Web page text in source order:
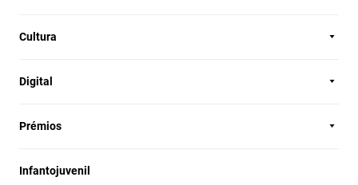
Cultura
Digital
Prémios
Infantojuvenil